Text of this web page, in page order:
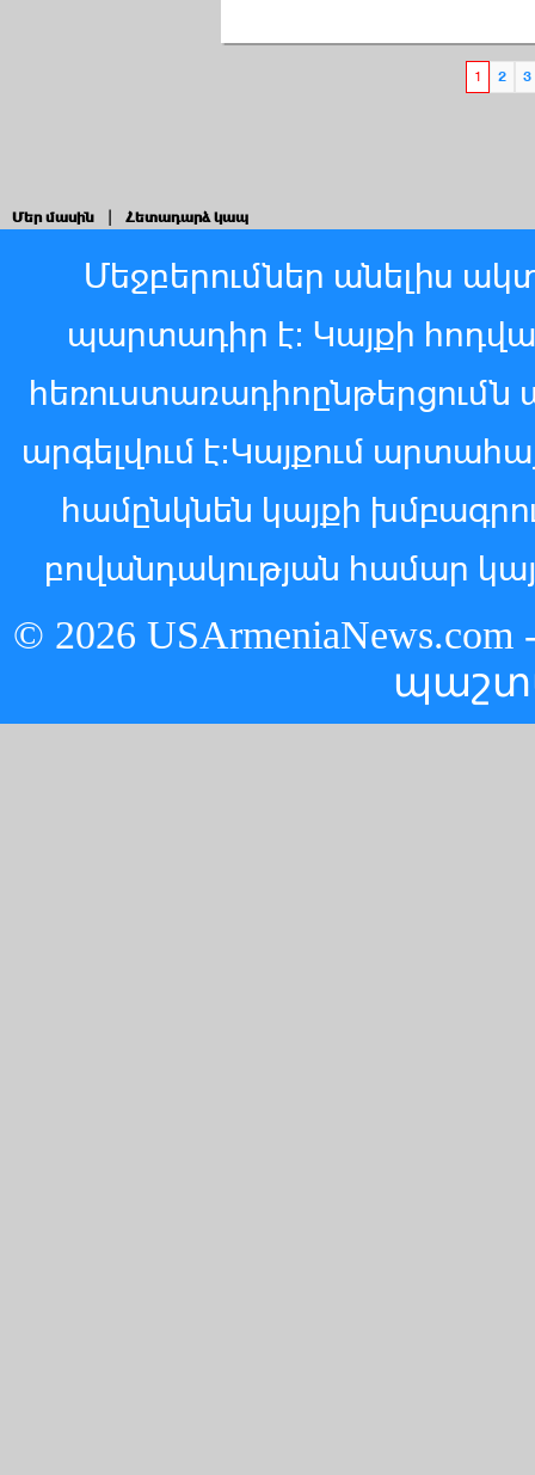
1 2 3
Մեր մասին Հետադարձ կապ
Մեջբերումներ անելիս
պարտադիր է: Կայքի
հեռուստառադիոընթերցումն
արգելվում է:Կայքում
համընկնեն կայքի
բովանդակության համար
© 2026